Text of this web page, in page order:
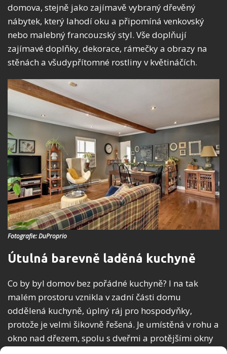
domova, stejně jako zajímavě vybraný dřevěný
nábytek, který lahodí oku a připomíná venkovský
nebo malebný francouzský styl. Vše doplňují
zajímavé doplňky, dekorace, rámečky a obrazy na
stěnách a všudypřítomné rostliny v květináčích.
Fotografie: DuProprio
Útulná barevně laděná kuchyně
Co by byl domov bez pořádné kuchyně? I na tak
malém prostoru vznikla v zadní části domu
oddělená kuchyně, úplný ráj pro hospodyňky,
protože je velmi šikovně řešená. Je umístěná v rohu a
okno nad dřezem, spolu s dveřmi a protějšími okny